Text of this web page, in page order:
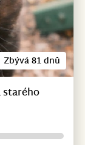
Zbývá 81 dnů
starého